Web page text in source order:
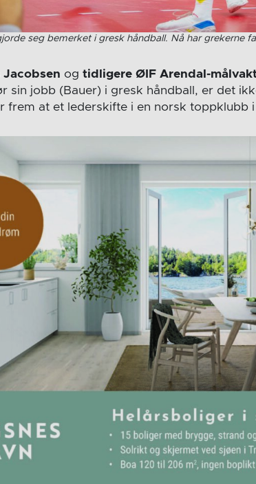
seg bemerket i gresk håndball. Nå har grekerne
Jacobsen ogtidligere ØIF Arendal-
sin jobb (Bauer) i gresk håndball, er det
frem at et lederskifte i en norsk toppklubb